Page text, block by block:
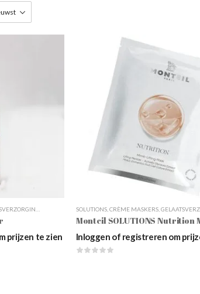
VERZORGINGSLIJNEN PER MERK,VOLATILE
prijzen te zien
SOLUTIONS, CRÈME MASKERS,
Inloggen of registreren om